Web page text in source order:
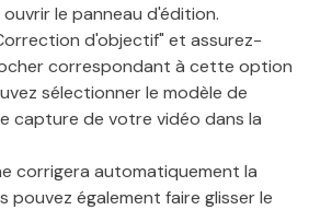
le panneau d'édition.
d'objectif" et assurez-
correspondant à cette option
sélectionner le modèle de
capture de votre vidéo dans la
corrigera automatiquement la
pouvez également faire glisser le